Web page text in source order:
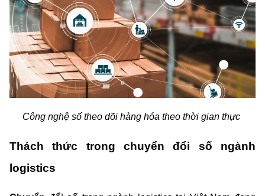
Công nghệ số theo dõi hàng hóa theo thời gian thực
Thách thức trong chuyển đổi số ngành
logistics